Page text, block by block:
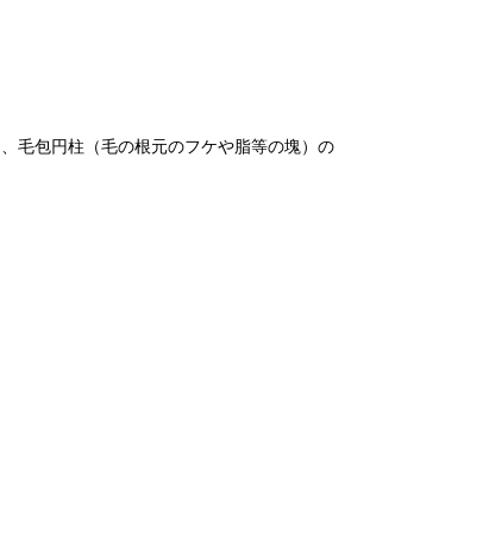
毛包円柱（毛の根元のフケや脂等の塊）の